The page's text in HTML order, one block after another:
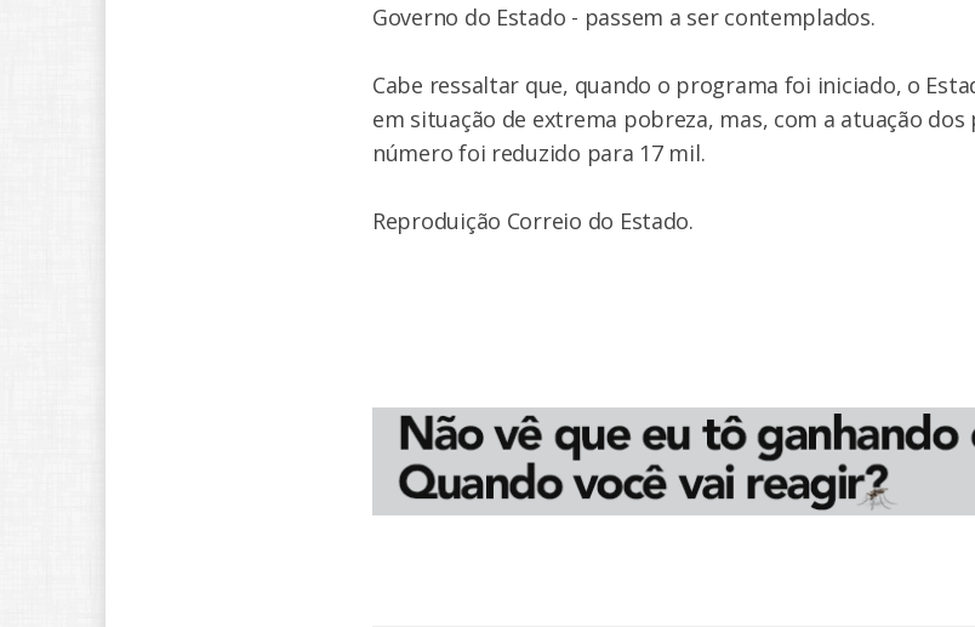
Governo do Estado - passem a ser contemplados.
Cabe ressaltar que, quando o programa foi iniciado, o
em situação de extrema pobreza, mas, com a atuação dos
número foi reduzido para 17 mil.
Reproduição Correio do Estado.